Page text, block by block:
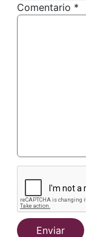
Comentario *
Enviar